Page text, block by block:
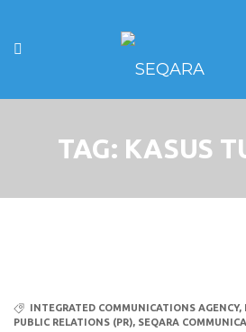
TAG: KASUS
INTEGRATED COMMUNICATIONS AGENCY,
PUBLIC RELATIONS (PR), SEQARA